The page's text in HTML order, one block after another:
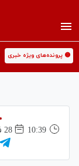
🟡 پرونده‌های ویژه خبری
10:39
28 فروردين 1405